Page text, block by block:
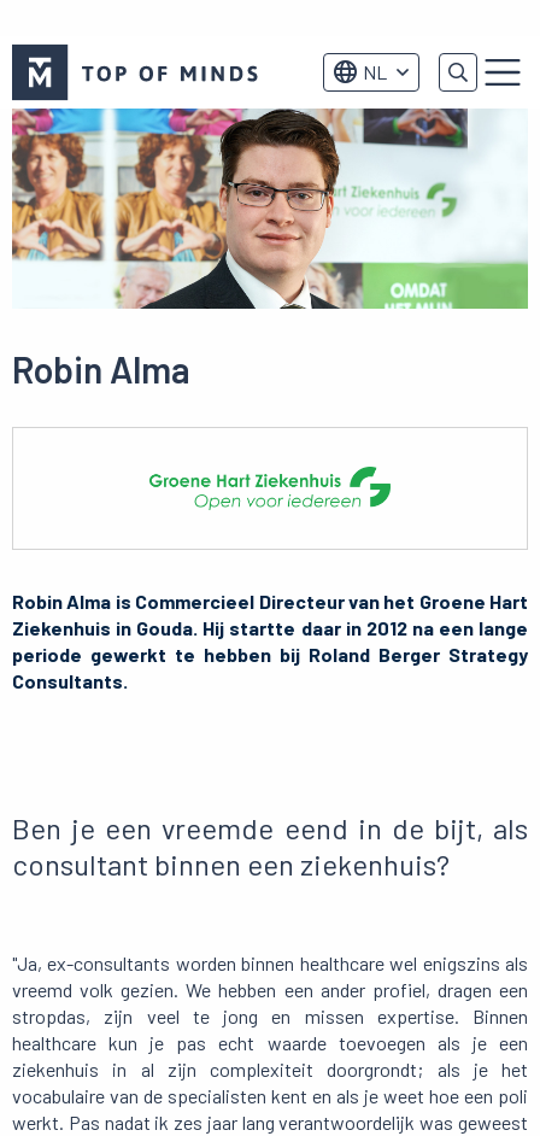
of
Minds
logo
NL Menu
Robin Alma
Robin Alma is Commercieel Directeur van het Groene Hart
Ziekenhuis in Gouda. Hij startte daar in 2012 na een lange
periode gewerkt te hebben bij Roland Berger Strategy
Consultants.
Ben je een vreemde eend in de bijt, als
consultant binnen een ziekenhuis?
"Ja, ex-consultants worden binnen healthcare wel enigszins als
vreemd volk gezien. We hebben een ander profiel, dragen een
stropdas, zijn veel te jong en missen expertise. Binnen
healthcare kun je pas echt waarde toevoegen als je een
ziekenhuis in al zijn complexiteit doorgrondt; als je het
vocabulaire van de specialisten kent en als je weet hoe een poli
werkt. Pas nadat ik zes jaar lang verantwoordelijk was geweest